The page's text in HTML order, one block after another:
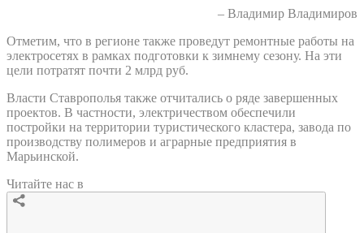
– Владимир Владимиров
Отметим, что в регионе также проведут ремонтные работы на
электросетях в рамках подготовки к зимнему сезону. На эти
цели потратят почти 2 млрд руб.
Власти Ставрополья также отчитались о ряде завершенных
проектов. В частности, электричеством обеспечили
постройки на территории туристического кластера, завода по
производству полимеров и аграрные предприятия в
Марьинской.
Читайте нас в